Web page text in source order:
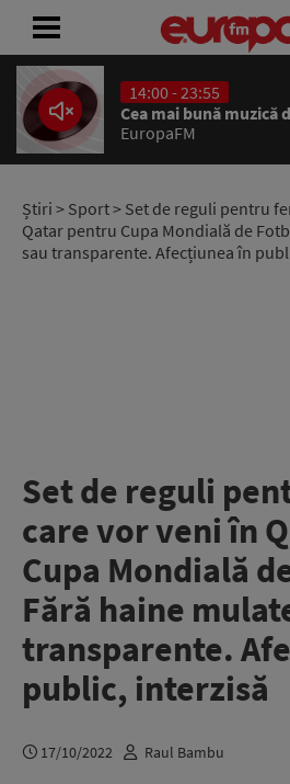
14:00 - 23:55
Cea mai bună muzică
EuropaFM
Știri > Sport> Set de reguli pentru
Qatar pentru Cupa Mondială de
sau transparente. Afecțiunea în
Set de reguli
care vor veni în
Cupa Mondială
Fără haine
transparente.
public, interzisă
17/10/2022 Raul Bambu
ACASĂ
ȘTIRI
RADIO
CONCURSURI